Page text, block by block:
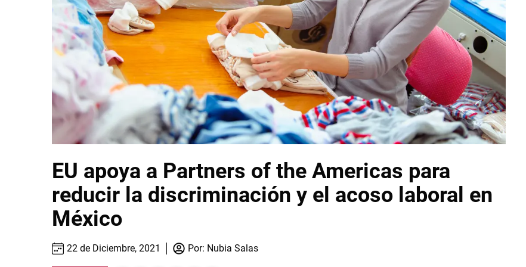
EU apoya a Partners of the Americas para
reducir la discriminación y el acoso laboral en
México
22 de Diciembre, 2021 Por: Nubia Salas